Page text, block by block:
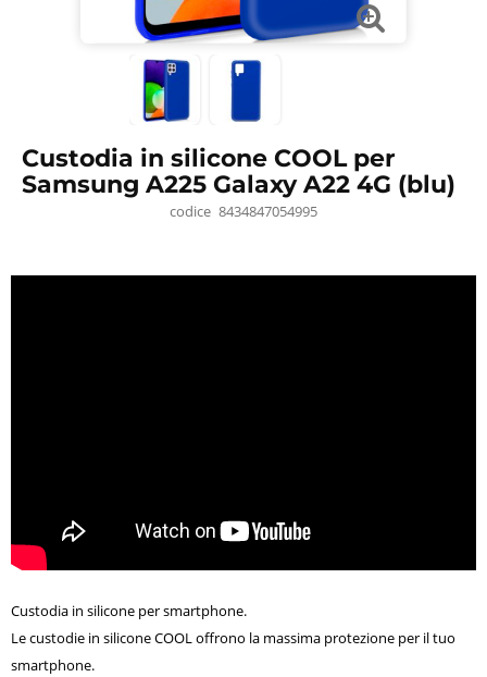
Custodia in silicone COOL per
Samsung A225 Galaxy A22 4G (blu)
codice 8434847054995
Custodia in silicone per smartphone.
Le custodie in silicone COOL offrono la massima protezione per il tuo
smartphone.